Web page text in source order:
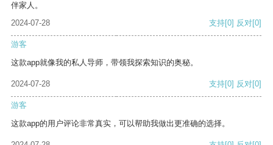
伴家人。
2024-07-28
支持[0] 反对[0]
游客
这款app就像我的私人导师，带领我探索知识的奥秘。
2024-07-28 支持[0] 反对[0]
游客
这款app的用户评论非常真实，可以帮助我做出更准确的选择。